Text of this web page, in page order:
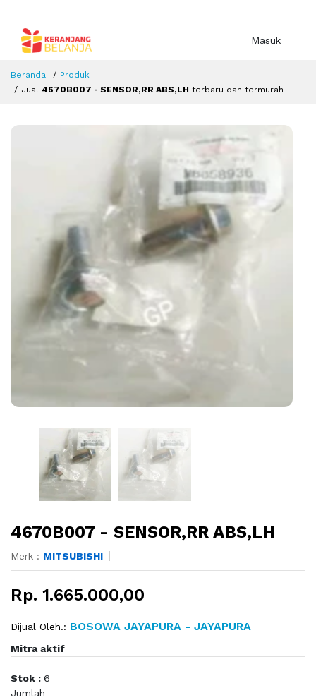
Masuk
Beranda
Produk
Jual 4670B007 - SENSOR,RR ABS,LH terbaru dan termurah
4670B007 - SENSOR,RR ABS,LH
Merk : MITSUBISHI
Rp. 1.665.000,00
Dijual Oleh.: BOSOWA JAYAPURA - JAYAPURA
Mitra aktif
Stok : 6
Jumlah